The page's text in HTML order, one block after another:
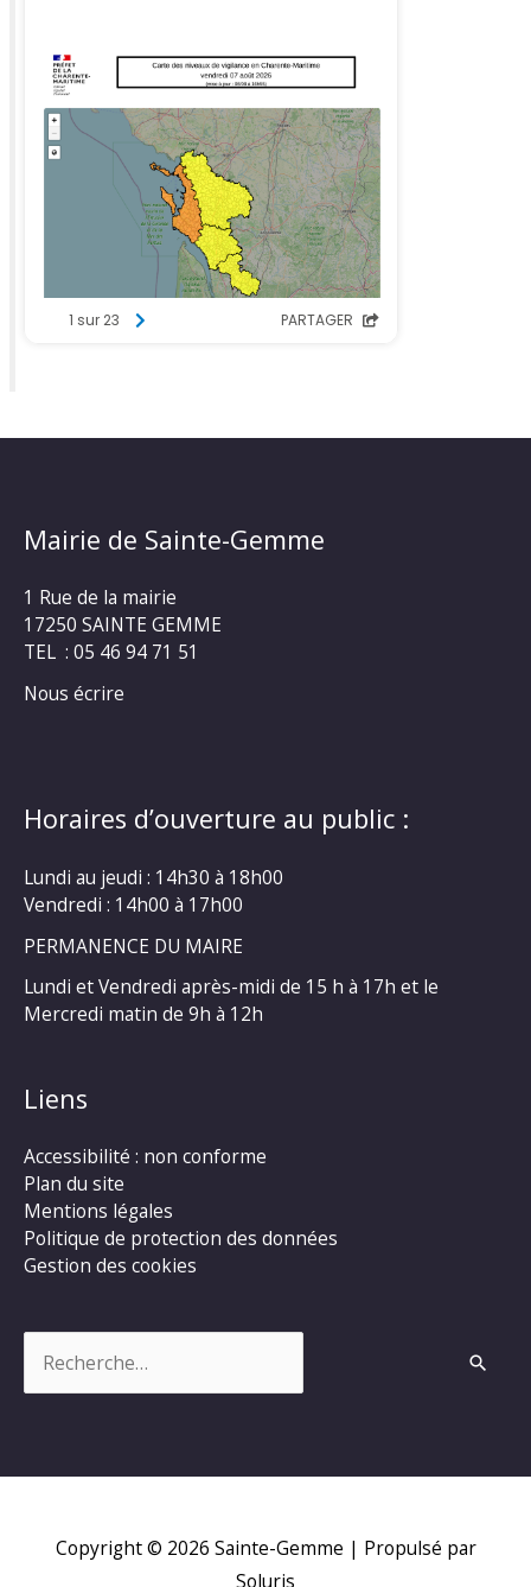
Mairie de Sainte-Gemme
1 Rue de la mairie
17250 SAINTE GEMME
TEL : 05 46 94 71 51
Nous écrire
Horaires d’ouverture au public :
Lundi au jeudi : 14h30 à 18h00
Vendredi : 14h00 à 17h00
PERMANENCE DU MAIRE
Lundi et Vendredi après-midi de 15 h à 17h et le
Mercredi matin de 9h à 12h
Liens
Accessibilité : non conforme
Plan du site
Mentions légales
Politique de protection des données
Gestion des cookies
Copyright © 2026 Sainte-Gemme | Propulsé par
Soluris